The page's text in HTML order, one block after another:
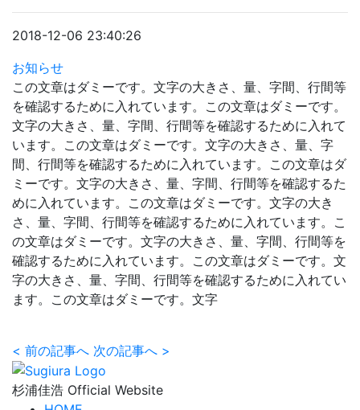
2018-12-06 23:40:26
お知らせ
この文章はダミーです。文字の大きさ、量、字間、行間等
を確認するために入れています。この文章はダミーです。
文字の大きさ、量、字間、行間等を確認するために入れて
います。この文章はダミーです。文字の大きさ、量、字
間、行間等を確認するために入れています。この文章はダ
ミーです。文字の大きさ、量、字間、行間等を確認するた
めに入れています。この文章はダミーです。文字の大き
さ、量、字間、行間等を確認するために入れています。こ
の文章はダミーです。文字の大きさ、量、字間、行間等を
確認するために入れています。この文章はダミーです。文
字の大きさ、量、字間、行間等を確認するために入れてい
ます。この文章はダミーです。文字
< 前の記事へ 次の記事へ >
杉浦佳浩 Official Website